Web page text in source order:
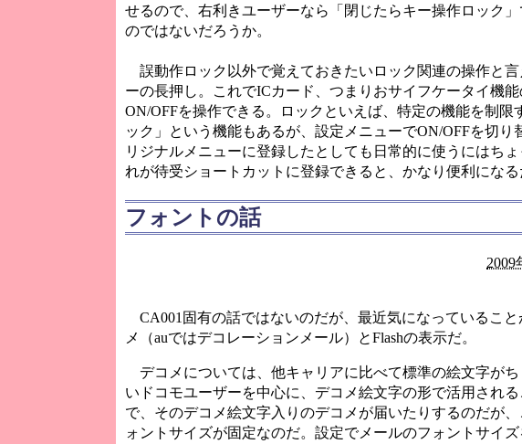
せるので、右利きユーザーなら「閉じたらキー操作ロック
のではないだろうか。
誤動作ロック以外で覚えておきたいロック関連の操作と言
ーの長押し。これでICカード、つまりおサイフケータイ機
ON/OFFを操作できる。ロックといえば、特定の機能を制限
ック」という機能もあるが、設定メニューでON/OFFを切り
リジナルメニューに登録したとしても日常的に使うにはちょ
れが待受ショートカットに登録できると、かなり便利になる
フォントの話
2009
CA001固有の話ではないのだが、最近気になっていること
メ（auではデコレーションメール）とFlashの表示だ。
デコメについては、他キャリアに比べて標準の絵文字がち
いドコモユーザーを中心に、デコメ絵文字の形で活用される
で、そのデコメ絵文字入りのデコメが届いたりするのだが
ォントサイズが固定なのだ。設定でメールのフォントサイ